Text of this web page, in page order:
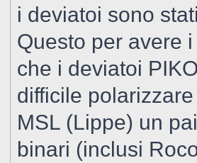
i deviatoi sono
Questo per avere
che i deviatoi
difficile
MSL (Lippe) un
binari (inclusi